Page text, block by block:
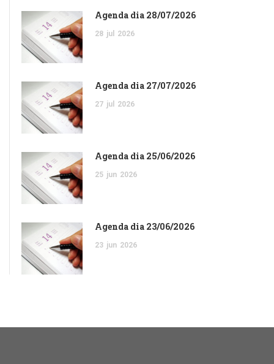
Agenda dia 28/07/2026
28 jul 2026
Agenda dia 27/07/2026
27 jul 2026
Agenda dia 25/06/2026
25 jun 2026
Agenda dia 23/06/2026
23 jun 2026